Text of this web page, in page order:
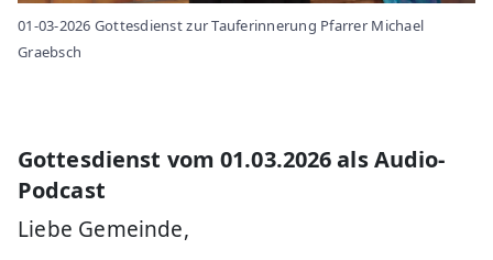
01-03-2026 Gottesdienst zur Tauferinnerung Pfarrer Michael
Graebsch
Gottesdienst vom 01.03.2026 als Audio-
Podcast
Liebe Gemeinde,